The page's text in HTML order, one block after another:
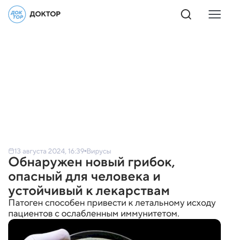
13 августа 2024, 16:39 Вирусы
Обнаружен новый грибок,
опасный для человека и
устойчивый к лекарствам
Патоген способен привести к летальному исходу
пациентов с ослабленным иммунитетом.